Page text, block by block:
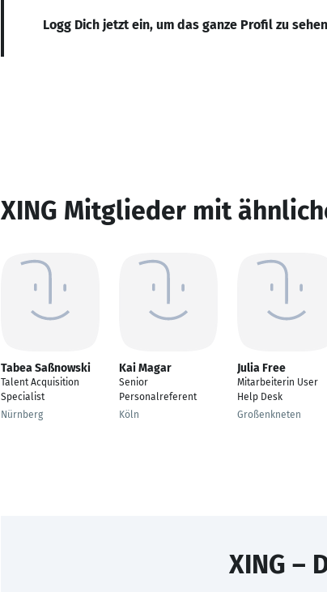
Logg Dich jetzt ein, um das ganze Profil zu
XING Mitglieder mit
Tabea Saßnowski
Talent Acquisition
Specialist
Nürnberg
Kai Magar
Senior
Personalreferent
Köln
Julia Free
Mitarbeiterin User
Help Desk
Großenkneten
XING –